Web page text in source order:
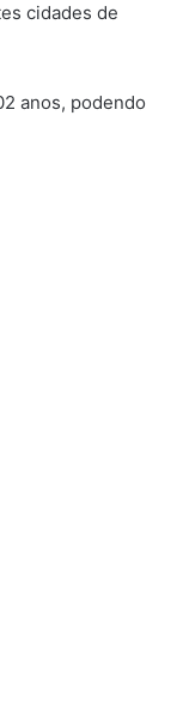
cidades de
anos, podendo